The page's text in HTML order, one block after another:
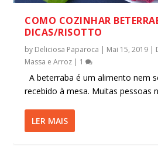
COMO COZINHAR
DICAS/RISOTTO
by Deliciosa Paparoca | Mai 15, 2019 |
Massa e Arroz | 1
A beterraba é um alimento nem
recebido à mesa. Muitas pessoas
LER MAIS